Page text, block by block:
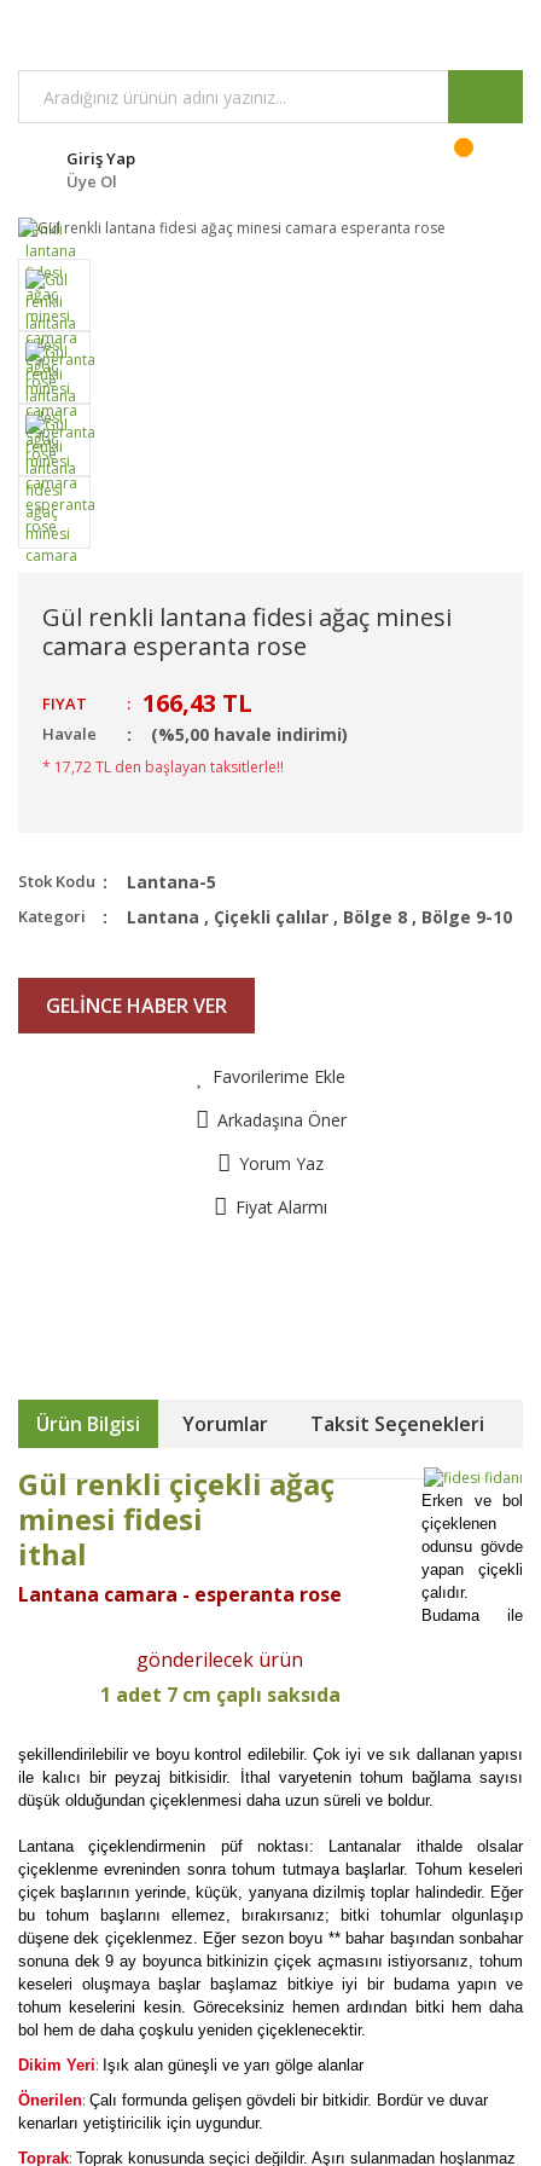
Giriş Yap
Üye Ol
Gül renkli lantana fidesi ağaç minesi
camara esperanta rose
FIYAT : 166,43 TL
Havale (%5,00 havale indirimi)
* 17,72 TL den başlayan taksitlerle!!
Stok Kodu Lantana-5
Kategori Lantana , Çiçekli çalılar , Bölge 8 , Bölge 9-10
GELİNCE HABER VER
Favorilerime Ekle
Arkadaşına Öner
Yorum Yaz
Fiyat Alarmı
Ürün Bilgisi Yorumlar Taksit Seçenekleri
Gül renkli çiçekli ağaç
minesi fidesi
ithal
Lantana camara - esperanta rose
gönderilecek ürün
1 adet 7 cm çaplı saksıda
Erken ve bol
çiçeklenen
odunsu gövde
yapan çiçekli
çalıdır.
Budama ile
şekillendirilebilir ve boyu kontrol edilebilir. Çok iyi ve sık dallanan yapısı
ile kalıcı bir peyzaj bitkisidir. İthal varyetenin tohum bağlama sayısı
düşük olduğundan çiçeklenmesi daha uzun süreli ve boldur.
Lantana çiçeklendirmenin püf noktası: Lantanalar ithalde olsalar
çiçeklenme evreninden sonra tohum tutmaya başlarlar. Tohum keseleri
çiçek başlarının yerinde, küçük, yanyana dizilmiş toplar halindedir. Eğer
bu tohum başlarını ellemez, bırakırsanız; bitki tohumlar olgunlaşıp
düşene dek çiçeklenmez. Eğer sezon boyu ** bahar başından sonbahar
sonuna dek 9 ay boyunca bitkinizin çiçek açmasını istiyorsanız, tohum
keseleri oluşmaya başlar başlamaz bitkiye iyi bir budama yapın ve
tohum keselerini kesin. Göreceksiniz hemen ardından bitki hem daha
bol hem de daha çoşkulu yeniden çiçeklenecektir.
Dikim Yeri: Işık alan güneşli ve yarı gölge alanlar
Önerilen: Çalı formunda gelişen gövdeli bir bitkidir. Bordür ve duvar
kenarları yetiştiricilik için uygundur.
Toprak: Toprak konusunda seçici değildir. Aşırı sulanmadan hoşlanmaz